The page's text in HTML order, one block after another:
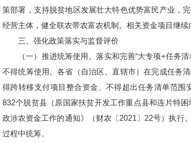
策部署，支持脱贫地区发展壮大特色优势富民产业，
经营主体，健全联农带农富农机制。相关资金项目继续
三、强化政策落实与监督评价
（一）推进统筹使用。落实和完善“大专项+任务清
不得统筹使用。各省（自治区、直辖市）在完成任务
得跨转移支付项目整合资金、不得超出任务清单范
832个脱贫县（原国家扶贫开发工作重点县和连片特
政涉农资金工作的通知》（财农〔2021〕22号）执行
过程中统筹。